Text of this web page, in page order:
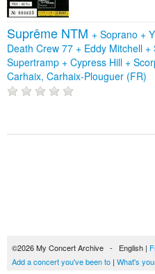
Suprême NTM + Soprano +
Death Crew 77 + Eddy Mitchell +
Supertramp + Cypress Hill +
Carhaix, Carhaix-Plouguer (FR)
©2026 My Concert Archive - English |
Add a concert you've been to | What's